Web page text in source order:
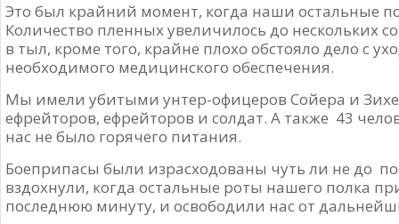
Это был крайний момент, когда наши остальные
Количество пленных увеличилось до нескольких
в тыл, кроме того, крайне плохо обстояло дело с
необходимого медицинского обеспечения.
Мы имели убитыми унтер-офицеров Сойера и
ефрейторов, ефрейторов и солдат. А также 43
нас не было горячего питания.
Боеприпасы были израсходованы чуть ли не до
вздохнули, когда остальные роты нашего полка
последнюю минуту, и освободили нас от